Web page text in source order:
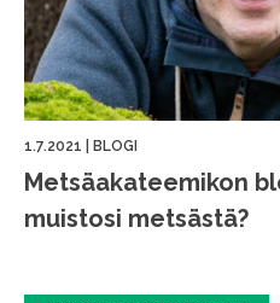
1.7.2021 BLOGI
Metsäakateemikon
muistosi metsästä?